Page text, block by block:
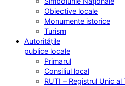
Obiective locale
Monumente istorice
Turism
Autoritățile
publice locale
Primarul
Consiliul local
RUTI – Registrul Unic